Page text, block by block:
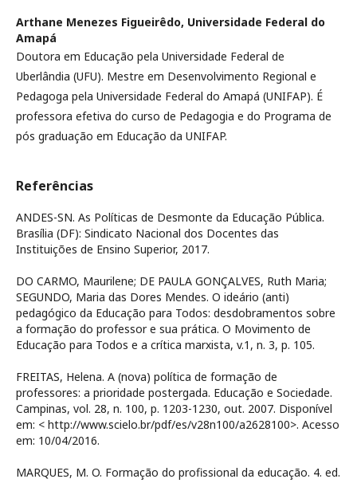
Arthane Menezes Figueirêdo, Universidade Federal do
Amapá
Doutora em Educação pela Universidade Federal de
Uberlândia (UFU). Mestre em Desenvolvimento Regional e
Pedagoga pela Universidade Federal do Amapá (UNIFAP). É
professora efetiva do curso de Pedagogia e do Programa de
pós graduação em Educação da UNIFAP.
Referências
ANDES-SN. As Políticas de Desmonte da Educação Pública.
Brasília (DF): Sindicato Nacional dos Docentes das
Instituições de Ensino Superior, 2017.
DO CARMO, Maurilene; DE PAULA GONÇALVES, Ruth Maria;
SEGUNDO, Maria das Dores Mendes. O ideário (anti)
pedagógico da Educação para Todos: desdobramentos sobre
a formação do professor e sua prática. O Movimento de
Educação para Todos e a crítica marxista, v.1, n. 3, p. 105.
FREITAS, Helena. A (nova) política de formação de
professores: a prioridade postergada. Educação e Sociedade.
Campinas, vol. 28, n. 100, p. 1203-1230, out. 2007. Disponível
em: < http://www.scielo.br/pdf/es/v28n100/a2628100>. Acesso
em: 10/04/2016.
MARQUES, M. O. Formação do profissional da educação. 4. ed.